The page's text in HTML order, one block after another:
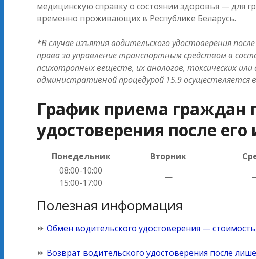
медицинскую справку о состоянии здоровья — для
временно проживающих в Республике Беларусь.
*В случае изъятия водительского удостоверения
права за управление транспортным средством в
психотропных веществ, их аналогов, токсических
административной процедурой 15.9
График приема граждан
удостоверения после его
Понедельник Вторник
08:00-10:00
15:00-17:00
—
Полезная информация
⏩ Обмен водительского удостоверения —
⏩ Возврат водительского удостоверения после